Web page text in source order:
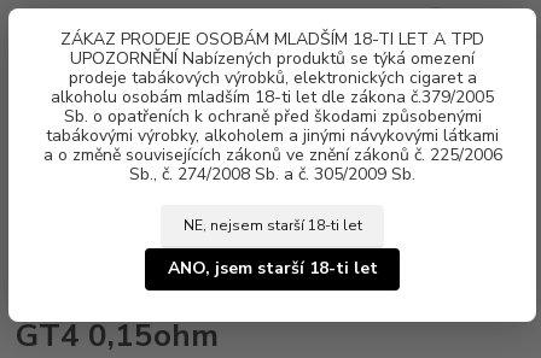
ZÁKAZ PRODEJE OSOBÁM MLADŠÍM 18-TI LET A TPD
UPOZORNĚNÍ Nabízených produktů se týká omezení
prodeje tabákových výrobků, elektronických cigaret a
alkoholu osobám mladším 18-ti let dle zákona č.379/2005
Sb. o opatřeních k ochraně před škodami způsobenými
tabákovými výrobky, alkoholem a jinými návykovými látkami
a o změně souvisejících zákonů ve znění zákonů č. 225/2006
Sb., č. 274/2008 Sb. a č. 305/2009 Sb.
NE, nejsem starší 18-ti let
ANO, jsem starší 18-ti let
Menu
za0 Kč
Náhradní atomizér Vaporesso
GT4 0,15ohm